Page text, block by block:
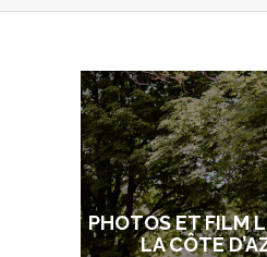
PHOTOS ET FILM
LA CÔTE